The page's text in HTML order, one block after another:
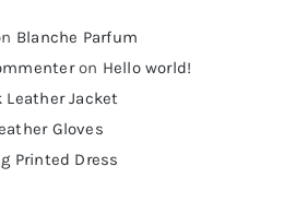
Blanche Parfum
on Hello world!
Leather Jacket
Gloves
Printed Dress